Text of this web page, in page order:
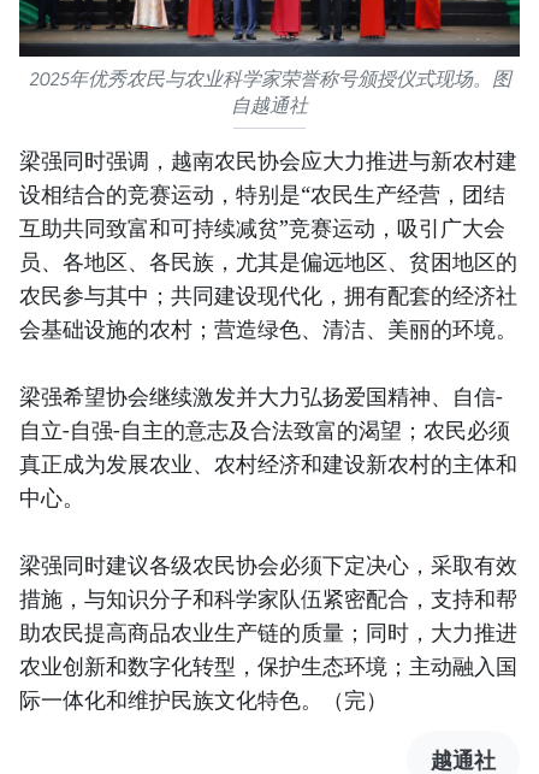
2025年优秀农民与农业科学家荣誉称号颁授仪式现场。图
自越通社
梁强同时强调，越南农民协会应大力推进与新农村建
设相结合的竞赛运动，特别是“农民生产经营，团结
互助共同致富和可持续减贫”竞赛运动，吸引广大会
员、各地区、各民族，尤其是偏远地区、贫困地区的
农民参与其中；共同建设现代化，拥有配套的经济社
会基础设施的农村；营造绿色、清洁、美丽的环境。
梁强希望协会继续激发并大力弘扬爱国精神、自信-
自立-自强-自主的意志及合法致富的渴望；农民必须
真正成为发展农业、农村经济和建设新农村的主体和
中心。
梁强同时建议各级农民协会必须下定决心，采取有效
措施，与知识分子和科学家队伍紧密配合，支持和帮
助农民提高商品农业生产链的质量；同时，大力推进
农业创新和数字化转型，保护生态环境；主动融入国
际一体化和维护民族文化特色。（完）
越通社